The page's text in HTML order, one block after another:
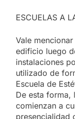
ESCUELAS A
Vale
edificio luego
instalaciones
utilizado de
Escuela de
De esta forma,
comienzan a
presencialidad